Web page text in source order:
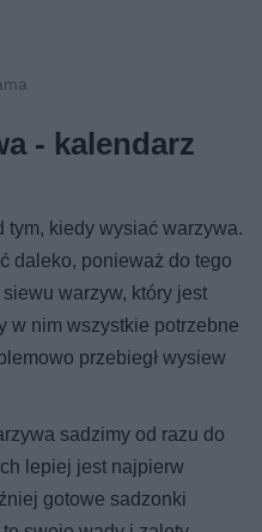
- kalendarz
kiedy wysiać warzywa.
daleko, ponieważ do tego
warzyw, który jest
w nim wszystkie potrzebne
przebiegł wysiew
sadzimy od razu do
lepiej jest najpierw
gotowe sadzonki